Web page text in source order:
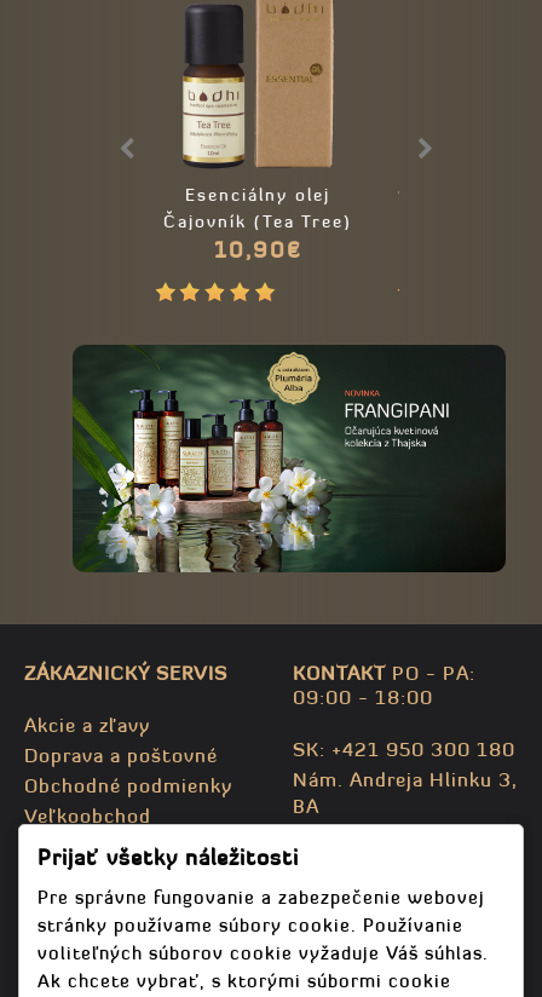
Esenciálny olej
Čajovník (Tea Tree)
10,90€
Sójová
ZÁKAZNICKÝ SERVIS
Akcie a zľavy
Doprava a poštovné
Obchodné podmienky
Veľkoobchod
Kontaktujte nás
Mapa stránky
KONTAKTPO - PA:
09:00 - 18:00
SK: +421 950 300 180
Nám. Andreja Hlinku 3,
BA
info@bodhispa.sk
info@bodhi.cz
Prijať všetky náležitosti
Pre správne fungovanie a zabezpečenie webovej
stránky používame súbory cookie. Používanie
voliteľných súborov cookie vyžaduje Váš súhlas.
Ak chcete vybrať, s ktorými súbormi cookie